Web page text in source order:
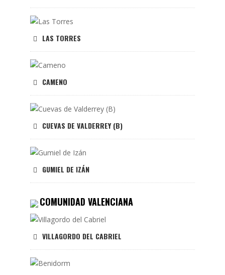
LAS TORRES
CAMENO
CUEVAS DE VALDERREY (B)
GUMIEL DE IZÁN
COMUNIDAD VALENCIANA
VILLAGORDO DEL CABRIEL